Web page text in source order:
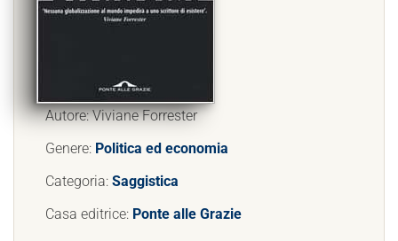
Autore: Viviane Forrester
Genere: Politica ed economia
Categoria: Saggistica
Casa editrice: Ponte alle Grazie